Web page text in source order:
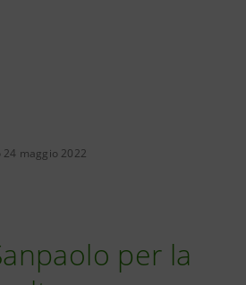
maggio 2022
per la